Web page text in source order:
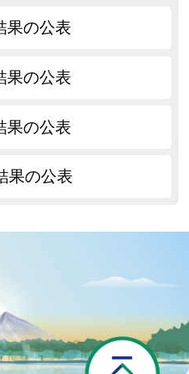
果の公表
果の公表
果の公表
果の公表